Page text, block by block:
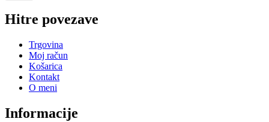
Hitre povezave
Trgovina
Moj račun
Košarica
Kontakt
O meni
Informacije